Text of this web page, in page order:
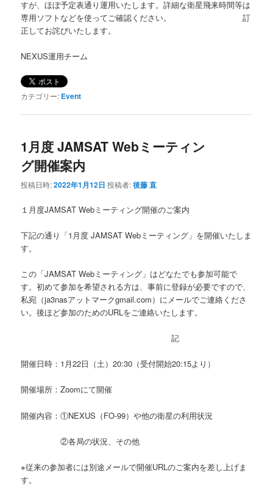
すが、ほぼ予定表通り運用いたします。詳細な衛星飛来時間等は
専用ソフトなどを使ってご確認ください。 訂
正してお詫びいたします。
NEXUS運用チーム
カテゴリー: Event
1月度 JAMSAT Webミーティン
グ開催案内
投稿日時:2022年1月12日 投稿者:後藤 直
１月度JAMSAT Webミーティング開催のご案内
下記の通り「1月度 JAMSAT Webミーティング」を開催いたしま
す。
この「JAMSAT Webミーティング」はどなたでも参加可能で
す。初めて参加を希望される方は、事前に登録が必要ですので、
私宛（ja3nasアットマークgmail.com）にメールでご連絡くださ
い。後ほど参加のためのURLをご連絡いたします。
記
開催日時：1月22日（土）20:30（受付開始20:15より）
開催場所：Zoomにて開催
開催内容：①NEXUS（FO-99）や他の衛星の利用状況
②各局の状況、その他
※従来の参加者には別途メールで開催URLのご案内を差し上げま
す。